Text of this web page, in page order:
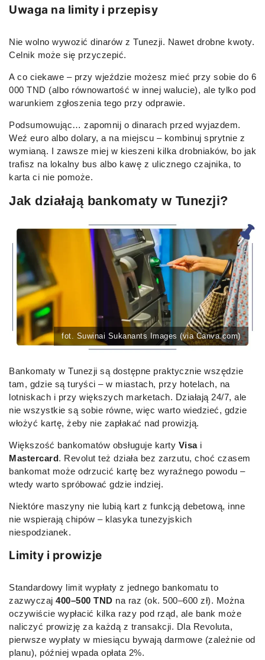
Uwaga na limity i przepisy
Nie wolno wywozić dinarów z Tunezji. Nawet drobne kwoty.
Celnik może się przyczepić.
A co ciekawe – przy wjeździe możesz mieć przy sobie do 6
000 TND (albo równowartość w innej walucie), ale tylko pod
warunkiem zgłoszenia tego przy odprawie.
Podsumowując… zapomnij o dinarach przed wyjazdem.
Weź euro albo dolary, a na miejscu – kombinuj sprytnie z
wymianą. I zawsze miej w kieszeni kilka drobniaków, bo jak
trafisz na lokalny bus albo kawę z ulicznego czajnika, to
karta ci nie pomoże.
Jak działają bankomaty w Tunezji?
fot. Suwinai Sukanants Images (via Canva.com)
Bankomaty w Tunezji są dostępne praktycznie wszędzie
tam, gdzie są turyści – w miastach, przy hotelach, na
lotniskach i przy większych marketach. Działają 24/7, ale
nie wszystkie są sobie równe, więc warto wiedzieć, gdzie
włożyć kartę, żeby nie zapłakać nad prowizją.
Większość bankomatów obsługuje karty Visai
Mastercard. Revolut też działa bez zarzutu, choć czasem
bankomat może odrzucić kartę bez wyraźnego powodu –
wtedy warto spróbować gdzie indziej.
Niektóre maszyny nie lubią kart z funkcją debetową, inne
nie wspierają chipów – klasyka tunezyjskich
niespodzianek.
Limity i prowizje
Standardowy limit wypłaty z jednego bankomatu to
zazwyczaj 400–500 TND na raz (ok. 500–600 zł). Można
oczywiście wypłacić kilka razy pod rząd, ale bank może
naliczyć prowizję za każdą z transakcji. Dla Revoluta,
pierwsze wypłaty w miesiącu bywają darmowe (zależnie od
planu), później wpada opłata 2%.